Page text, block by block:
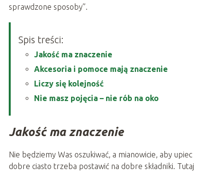
sprawdzone sposoby”.
Spis treści:
Jakość ma znaczenie
Akcesoria i pomoce mają znaczenie
Liczy się kolejność
Nie masz pojęcia – nie rób na oko
Jakość ma znaczenie
Nie będziemy Was oszukiwać, a mianowicie, aby upiec
dobre ciasto trzeba postawić na dobre składniki. Tutaj